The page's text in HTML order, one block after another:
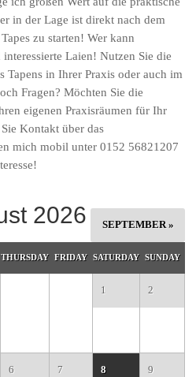
in der Lage ist direkt nach dem
zu starten! Wer kann
Laien! Nutzen Sie die
Tapens in Ihrer Praxis oder auch im
Fragen? Möchten Sie die
eigenen Praxisräumen für Ihr
Kontakt über das
mich mobil unter 0152 56821207
2026 SEPTEMBER »
THURSDAY FRIDAY SATURDAY SUNDAY
1 2
6 7 8 9